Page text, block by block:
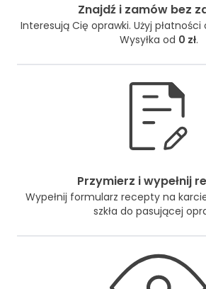
Znajdź i zamów bez
Interesują Cię oprawki. Użyj
Wysyłka od 0 zł.
Przymierz i wypełnij
Wypełnij formularz recepty na
szkła do pasującej